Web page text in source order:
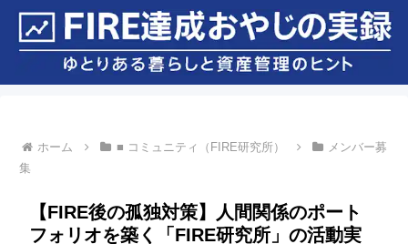
ホーム ■ コミュニティ（FIRE研究所）
メンバー募
集
【FIRE後の孤独対策】人間関係のポート
フォリオを築く「FIRE研究所」の活動実